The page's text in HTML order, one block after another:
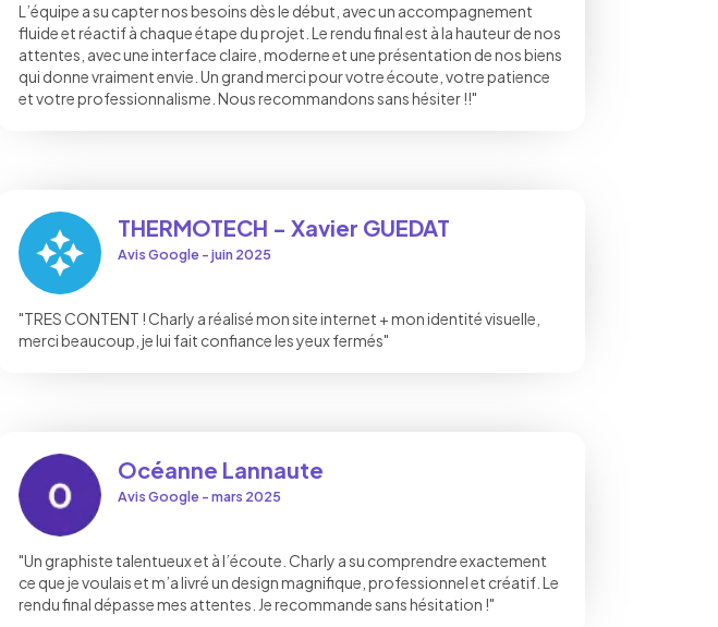
L’équipe a su capter nos besoins dès le début, avec un accompagnement
fluide et réactif à chaque étape du projet. Le rendu final est à la hauteur de nos
attentes, avec une interface claire, moderne et une présentation de nos biens
qui donne vraiment envie. Un grand merci pour votre écoute, votre patience
et votre professionnalisme. Nous recommandons sans hésiter !!"
THERMOTECH - Xavier GUEDAT
Avis Google - juin 2025
"TRES CONTENT ! Charly a réalisé mon site internet + mon identité visuelle,
merci beaucoup, je lui fait confiance les yeux fermés"
Océanne Lannaute
Avis Google - mars 2025
"Un graphiste talentueux et à l’écoute. Charly a su comprendre exactement
ce que je voulais et m’a livré un design magnifique, professionnel et créatif. Le
rendu final dépasse mes attentes. Je recommande sans hésitation !"